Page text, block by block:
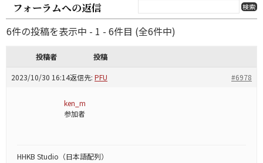
フォーラムへの返信
6件の投稿を表示中 - 1 - 6件目 (全6件中)
投稿者 投稿
2023/10/30 16:14返信先: PFU #6978
ken_m
参加者
HHKB Studio（日本語配列）